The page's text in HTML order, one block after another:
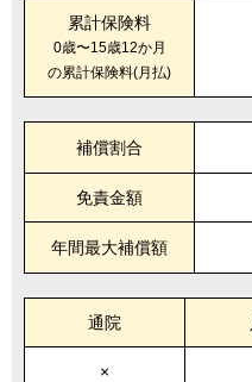
累計保険料
0歳〜15歳12か月
の累計保険料(月払)
補償割合
免責金額
年間最大補償額
通院
×